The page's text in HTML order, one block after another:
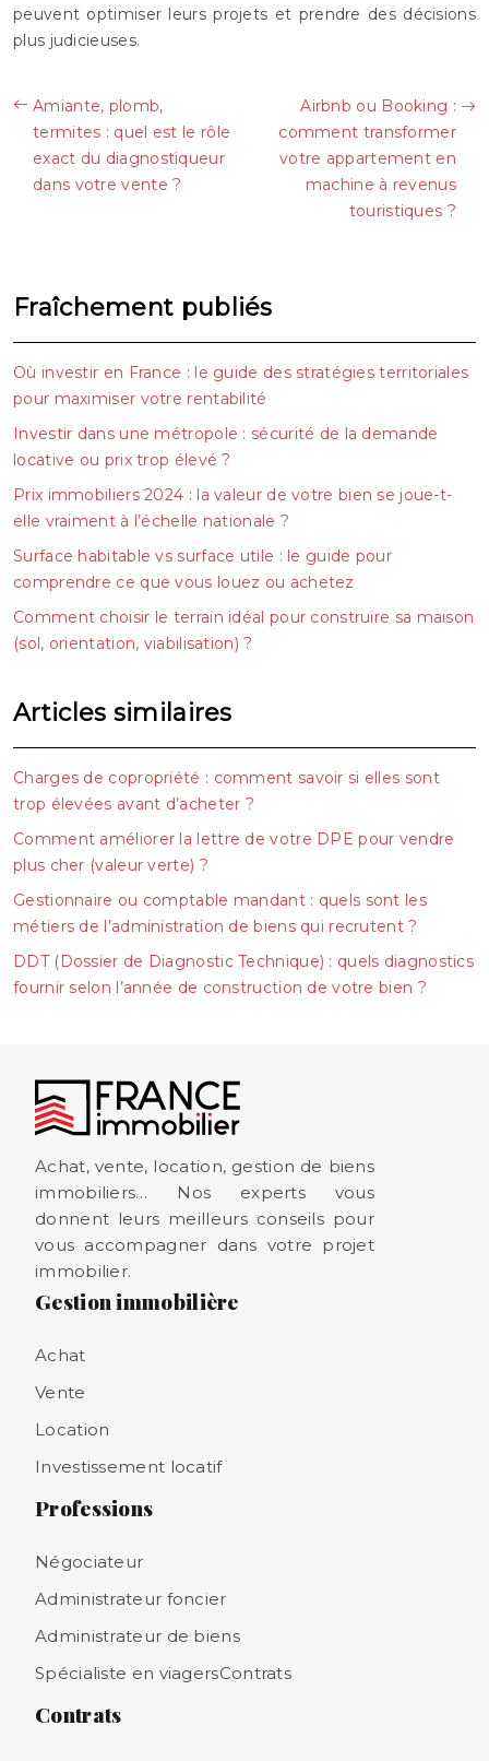
peuvent optimiser leurs projets et prendre des décisions
plus judicieuses.
Amiante, plomb,
termites : quel est le rôle
exact du diagnostiqueur
dans votre vente ?
Airbnb ou Booking :
comment transformer
votre appartement en
machine à revenus
touristiques ?
Fraîchement publiés
Où investir en France : le guide des stratégies territoriales
pour maximiser votre rentabilité
Investir dans une métropole : sécurité de la demande
locative ou prix trop élevé ?
Prix immobiliers 2024 : la valeur de votre bien se joue-t-
elle vraiment à l’échelle nationale ?
Surface habitable vs surface utile : le guide pour
comprendre ce que vous louez ou achetez
Comment choisir le terrain idéal pour construire sa maison
(sol, orientation, viabilisation) ?
Articles similaires
Charges de copropriété : comment savoir si elles sont
trop élevées avant d’acheter ?
Comment améliorer la lettre de votre DPE pour vendre
plus cher (valeur verte) ?
Gestionnaire ou comptable mandant : quels sont les
métiers de l’administration de biens qui recrutent ?
DDT (Dossier de Diagnostic Technique) : quels diagnostics
fournir selon l’année de construction de votre bien ?
Achat, vente, location, gestion de biens
immobiliers… Nos experts vous
donnent leurs meilleurs conseils pour
vous accompagner dans votre projet
immobilier.
Gestion immobilière
Achat
Vente
Location
Investissement locatif
Professions
Négociateur
Administrateur foncier
Administrateur de biens
Spécialiste en viagersContrats
Contrats